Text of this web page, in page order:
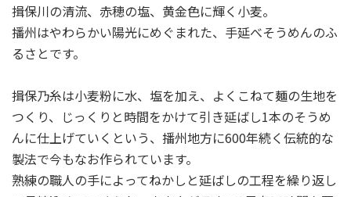
揖保川の清流、⾚穂の塩、⻩⾦⾊に輝く⼩⻨。
播州はやわらかい陽光にめぐまれた、⼿延べそうめんのふ
るさとです。
揖保乃⽷は⼩⻨粉に⽔、塩を加え、よくこねて麺の⽣地を
つくり、じっくりと時間をかけて引き延ばし1本のそうめ
んに仕上げていくという、播州地⽅に600年続く伝統的な
製法で今もなお作られています。
熟練の職人の手によってねかしと延ばしの⼯程を繰り返し